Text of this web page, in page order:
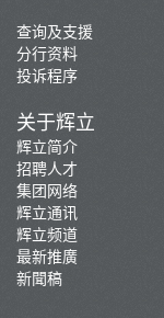
查询及支援
分行资料
投诉程序
关于辉立
辉立简介
招聘人才
集团网络
辉立通讯
辉立频道
最新推廣
新聞稿